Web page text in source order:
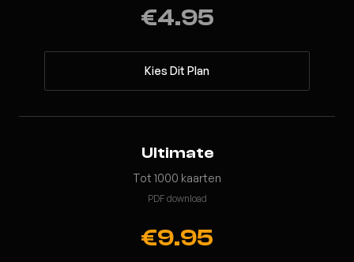
€4.95
Kies Dit Plan
Ultimate
Tot 1000 kaarten
PDF download
€9.95